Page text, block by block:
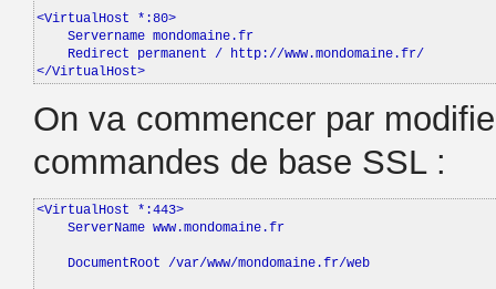
<VirtualHost *:80>
    Servername mondomaine.fr
    Redirect permanent / http://www.mondomaine.fr/
</VirtualHost>
On va commencer par
commandes de base SSL :
<VirtualHost *:443>
    ServerName www.mondomaine.fr
    DocumentRoot /var/www/mondomaine.fr/web